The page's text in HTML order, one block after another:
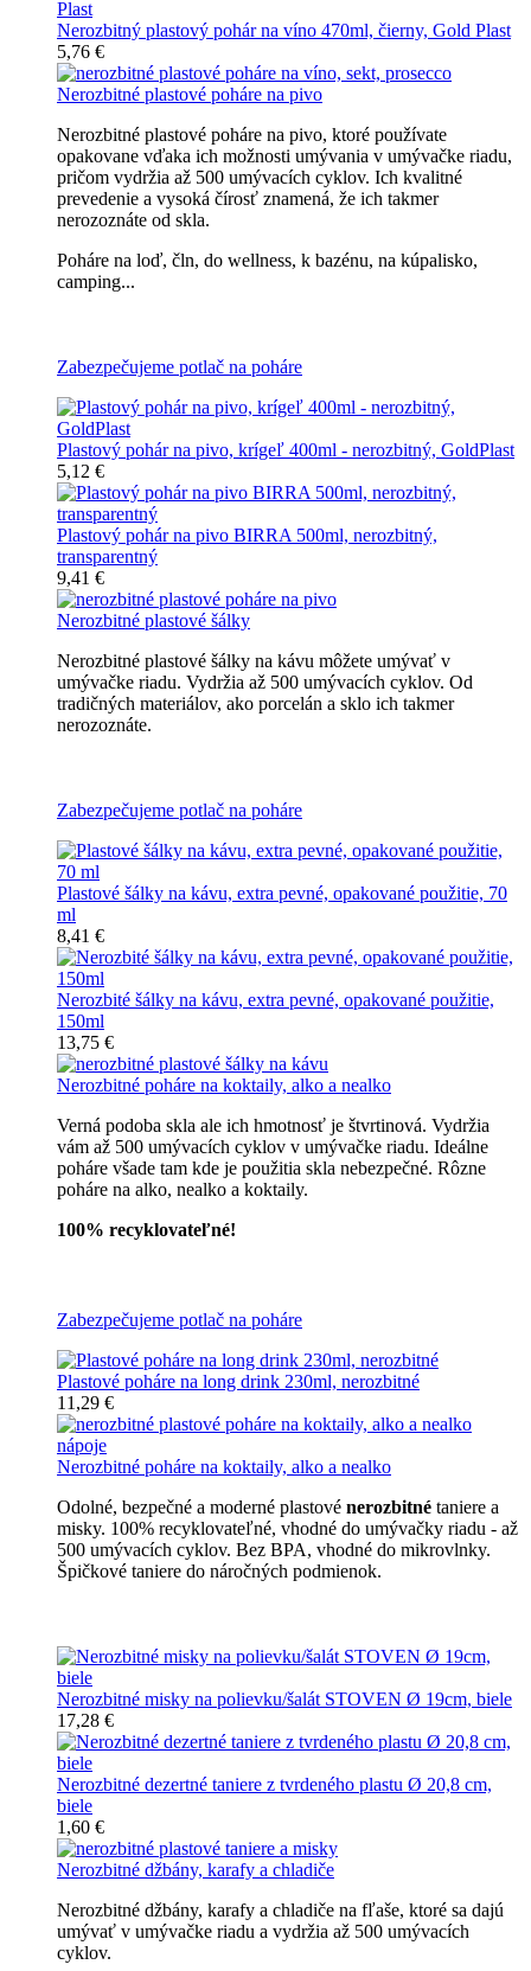
Nerozbitný plastový pohár na víno 470ml, čierny, Gold Plast
5,76 €
Nerozbitné plastové poháre na pivo
Nerozbitné plastové poháre na pivo, ktoré používate
opakovane vďaka ich možnosti umývania v umývačke riadu,
pričom vydržia až 500 umývacích cyklov. Ich kvalitné
prevedenie a vysoká čírosť znamená, že ich takmer
nerozoznáte od skla.
Poháre na loď, čln, do wellness, k bazénu, na kúpalisko,
camping...
Zabezpečujeme potlač na poháre
Plastový pohár na pivo, krígeľ 400ml - nerozbitný, GoldPlast
5,12 €
Plastový pohár na pivo BIRRA 500ml, nerozbitný,
transparentný
9,41 €
Nerozbitné plastové šálky
Nerozbitné plastové šálky na kávu môžete umývať v
umývačke riadu. Vydržia až 500 umývacích cyklov. Od
tradičných materiálov, ako porcelán a sklo ich takmer
nerozoznáte.
Zabezpečujeme potlač na poháre
Plastové šálky na kávu, extra pevné, opakované použitie, 70
ml
8,41 €
Nerozbité šálky na kávu, extra pevné, opakované použitie,
150ml
13,75 €
Nerozbitné poháre na koktaily, alko a nealko
Verná podoba skla ale ich hmotnosť je štvrtinová. Vydržia
vám až 500 umývacích cyklov v umývačke riadu. Ideálne
poháre všade tam kde je použitia skla nebezpečné. Rôzne
poháre na alko, nealko a koktaily.
100% recyklovateľné!
Zabezpečujeme potlač na poháre
Plastové poháre na long drink 230ml, nerozbitné
11,29 €
Nerozbitné poháre na koktaily, alko a nealko
Odolné, bezpečné a moderné plastové nerozbitné taniere a
misky. 100% recyklovateľné, vhodné do umývačky riadu - až
500 umývacích cyklov. Bez BPA, vhodné do mikrovlnky.
Špičkové taniere do náročných podmienok.
Nerozbitné misky na polievku/šalát STOVEN Ø 19cm, biele
17,28 €
Nerozbitné dezertné taniere z tvrdeného plastu Ø 20,8 cm,
biele
1,60 €
Nerozbitné džbány, karafy a chladiče
Nerozbitné džbány, karafy a chladiče na fľaše, ktoré sa dajú
umývať v umývačke riadu a vydržia až 500 umývacích
cyklov.